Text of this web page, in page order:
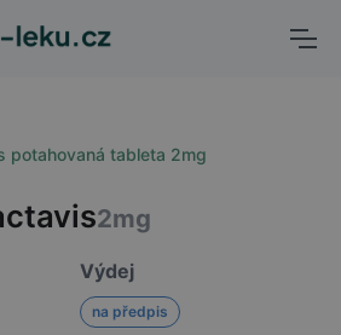
potahovaná tableta 2mg
2mg
Výdej
na předpis